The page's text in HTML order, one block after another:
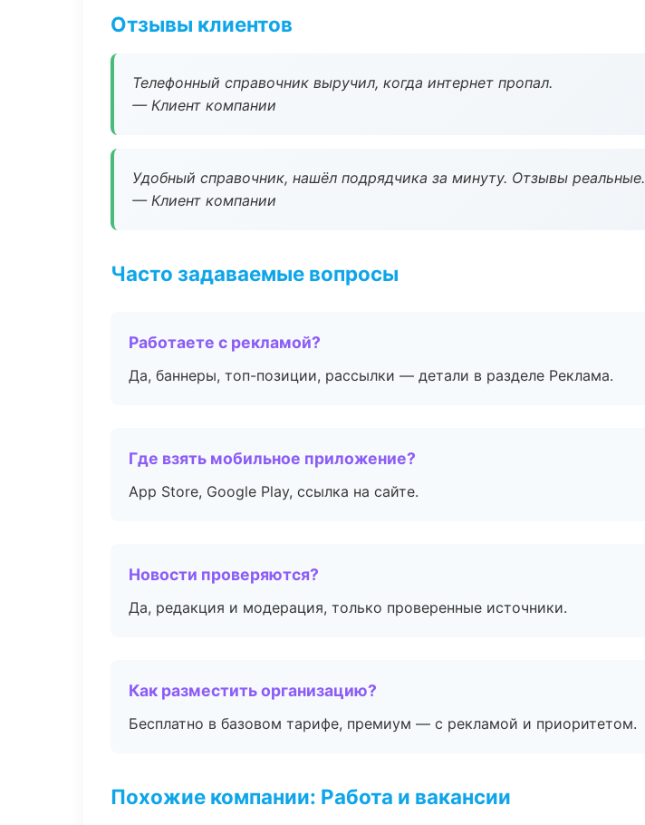
Отзывы клиентов
Телефонный справочник выручил, когда интернет пропал.
— Клиент компании
Удобный справочник, нашёл подрядчика за минуту. Отзывы реальные.
— Клиент компании
Часто задаваемые вопросы
Работаете с рекламой?
Да, баннеры, топ-позиции, рассылки — детали в разделе Реклама.
Где взять мобильное приложение?
App Store, Google Play, ссылка на сайте.
Новости проверяются?
Да, редакция и модерация, только проверенные источники.
Как разместить организацию?
Бесплатно в базовом тарифе, премиум — с рекламой и приоритетом.
Похожие компании: Работа и вакансии